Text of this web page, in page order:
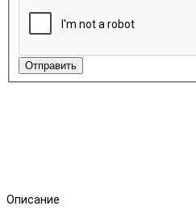
Отправить
Описание